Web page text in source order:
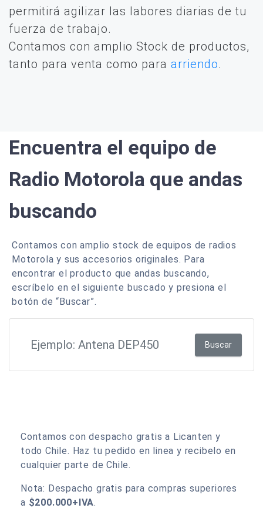
permitirá agilizar las labores diarias de tu
fuerza de trabajo.
Contamos con amplio Stock de productos,
tanto para venta como para arriendo.
Encuentra el equipo de
Radio Motorola que andas
buscando
Contamos con amplio stock de equipos de radios
Motorola y sus accesorios originales. Para
encontrar el producto que andas buscando,
escríbelo en el siguiente buscado y presiona el
botón de “Buscar”.
Buscar
Contamos con despacho gratis a Licanten y
todo Chile. Haz tu pedido en linea y recibelo en
cualquier parte de Chile.
Nota: Despacho gratis para compras superiores
a $200.000+IVA.